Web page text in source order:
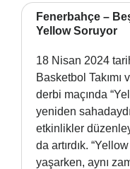
Fenerbahçe –
Yellow Soruyor
18 Nisan 2024
Basketbol Takımı
derbi maçında
yeniden
etkinlikler
da artırdık.
yaşarken, aynı